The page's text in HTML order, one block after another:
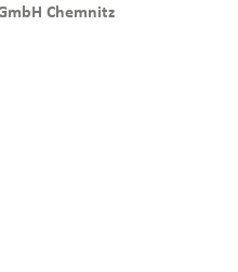
Chemnitz